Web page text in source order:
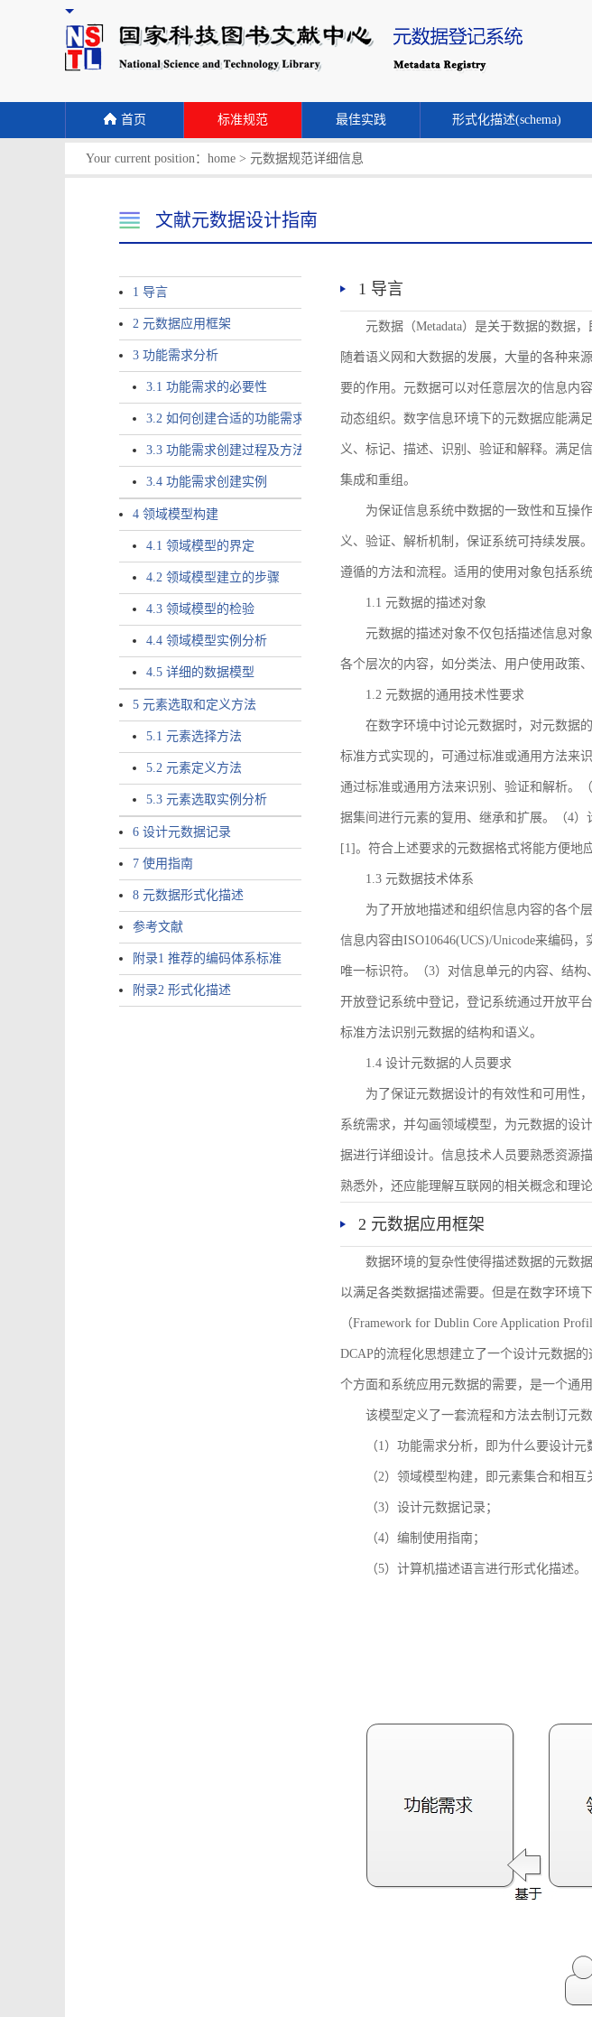
首页 标准规范 最佳实践 形式化描述(schema)
Your current position： home > 元数据规范详细信息
文献元数据设计指南
1 导言
2 元数据应用框架
3 功能需求分析
3.1 功能需求的必要性
3.2 如何创建合适的功能需求
3.3 功能需求创建过程及方法
3.4 功能需求创建实例
4 领域模型构建
4.1 领域模型的界定
4.2 领域模型建立的步骤
4.3 领域模型的检验
4.4 领域模型实例分析
4.5 详细的数据模型
5 元素选取和定义方法
5.1 元素选择方法
5.2 元素定义方法
5.3 元素选取实例分析
6 设计元数据记录
7 使用指南
8 元数据形式化描述
参考文献
附录1 推荐的编码体系标准
附录2 形式化描述
1 导言
元数据（Metadata）是关于数据的数据
随着语义网和大数据的发展，大量的各种来
要的作用。元数据可以对任意层次的信息内
动态组织。数字信息环境下的元数据应能满
义、标记、描述、识别、验证和解释。满足
集成和重组。
为保证信息系统中数据的一致性和互操
义、验证、解析机制，保证系统可持续发展
遵循的方法和流程。适用的使用对象包括系
1.1 元数据的描述对象
元数据的描述对象不仅包括描述信息对
各个层次的内容，如分类法、用户使用政策
1.2 元数据的通用技术性要求
在数字环境中讨论元数据时，对元数据
标准方式实现的，可通过标准或通用方法来
通过标准或通用方法来识别、验证和解析。
据集间进行元素的复用、继承和扩展。（4
[1]。符合上述要求的元数据格式将能方便地
1.3 元数据技术体系
为了开放地描述和组织信息内容的各个
信息内容由ISO10646(UCS)/Unicode来编码
唯一标识符。（3）对信息单元的内容、结
开放登记系统中登记，登记系统通过开放平
标准方法识别元数据的结构和语义。
1.4 设计元数据的人员要求
为了保证元数据设计的有效性和可用性
系统需求，并勾画领域模型，为元数据的设
据进行详细设计。信息技术人员要熟悉资源
熟悉外，还应能理解互联网的相关概念和理
2 元数据应用框架
数据环境的复杂性使得描述数据的元数
以满足各类数据描述需要。但是在数字环境
（Framework for Dublin Core Application
DCAP的流程化思想建立了一个设计元数据
个方面和系统应用元数据的需要，是一个通
该模型定义了一套流程和方法去制订元
（1）功能需求分析，即为什么要设计
（2）领域模型构建，即元素集合和相互
（3）设计元数据记录；
（4）编制使用指南；
（5）计算机描述语言进行形式化描述。